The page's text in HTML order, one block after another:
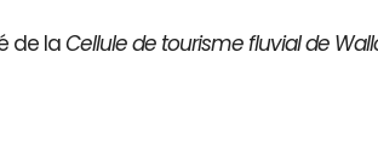
de laCellule de tourisme fluvial de